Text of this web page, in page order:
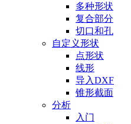
多种形状
复合部分
切口和孔
自定义形状
点形状
线形
导入DXF
锥形截面
分析
入门